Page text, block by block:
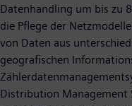
Datenhandling um bis zu
die Pflege der
von Daten aus
geografischen
Distribution Management